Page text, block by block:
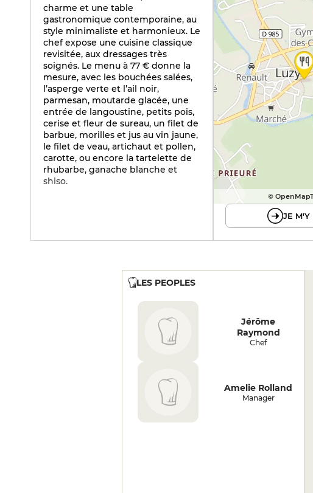
charme et une table
gastronomique contemporaine, au
style minimaliste et harmonieux. Le
chef expose une cuisine classique
revisitée, aux dressages très
soignés. Le menu à 77 € donne la
mesure, avec les bouchées salées,
l’asperge verte et l’ail noir,
parmesan, moutarde glacée, une
entrée de langoustine, petits pois,
cerise et fleur de sureau, un filet de
barbue, morilles et jus au vin jaune,
le filet de veau, artichaut et pollen,
carotte, ou encore la tartelette de
rhubarbe, ganache blanche et
shiso.
©
JE M'Y
LES PEOPLES
Jérôme
Raymond
Chef
Amelie Rolland
Manager